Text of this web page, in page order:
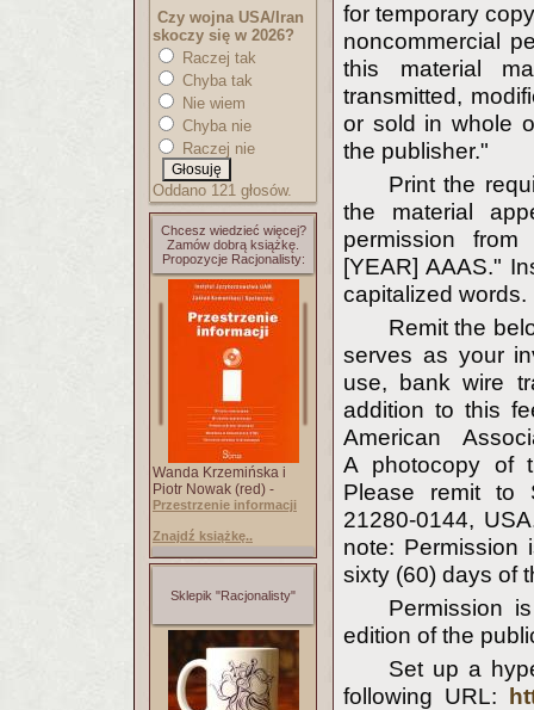
Czy wojna USA/Iran
skoczy się w 2026?
Raczej tak
Chyba tak
Nie wiem
Chyba nie
Raczej nie
Oddano 121 głosów.
Chcesz wiedzieć więcej?
Zamów dobrą książkę.
Propozycje Racjonalisty:
Wanda Krzemińska i
Piotr Nowak (red) -
Przestrzenie informacji
Znajdź książkę..
Sklepik "Racjonalisty"
for temporary
noncommercial
this material
transmitted,
or sold in whole
the publisher."
Print the
the material
permission from
[YEAR] AAAS."
capitalized words.
Remit the
serves as your
use, bank wire
addition to this
American
A photocopy of
Please remit to
21280-0144,
note: Permission
sixty (60) days of
Permission
edition of the
Set up a
following URL: